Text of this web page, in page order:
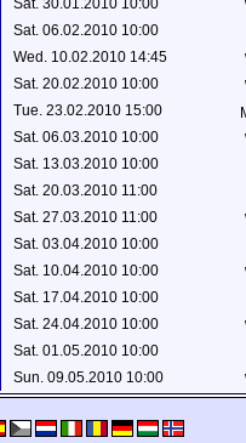
Sat. 30.01.2010 10:00
Sat. 06.02.2010 10:00
Wed. 10.02.2010 14:45
Sat. 20.02.2010 10:00
Tue. 23.02.2010 15:00
Sat. 06.03.2010 10:00
Sat. 13.03.2010 10:00
Sat. 20.03.2010 11:00
Sat. 27.03.2010 11:00
Sat. 03.04.2010 10:00
Sat. 10.04.2010 10:00
Sat. 17.04.2010 10:00
Sat. 24.04.2010 10:00
Sat. 01.05.2010 10:00
Sun. 09.05.2010 10:00